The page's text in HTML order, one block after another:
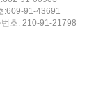
:609-91-43691
호: 210-91-21798